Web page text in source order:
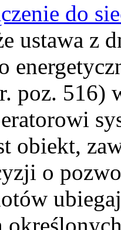
do
ustawa z
poz. 516)
obiekt,
o